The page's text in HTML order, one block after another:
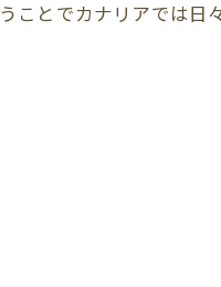
とでカナリアでは日